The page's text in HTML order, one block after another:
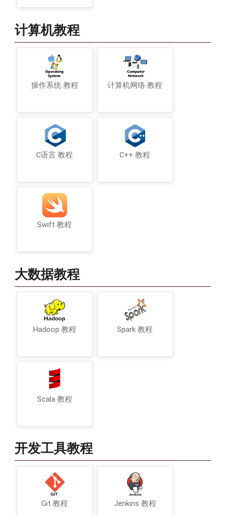
计算机教程
操作系统 教程 计算机网络 教程
C语言 教程 C++ 教程
Swift 教程
大数据教程
Hadoop 教程 Spark 教程
Scala 教程
开发工具教程
Git 教程 Jenkins 教程